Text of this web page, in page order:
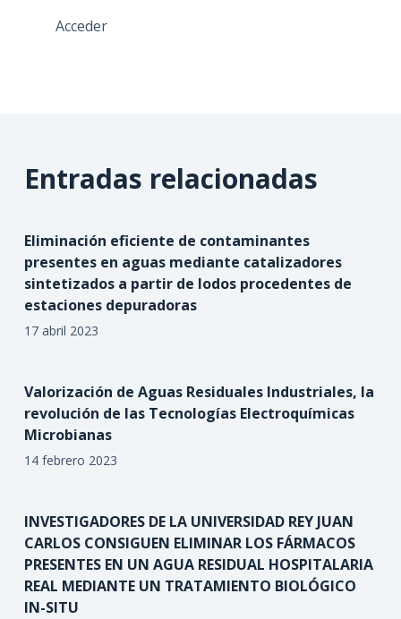
Acceder
Entradas relacionadas
Eliminación eficiente de contaminantes
presentes en aguas mediante catalizadores
sintetizados a partir de lodos procedentes de
estaciones depuradoras
17 abril 2023
Valorización de Aguas Residuales Industriales, la
revolución de las Tecnologías Electroquímicas
Microbianas
14 febrero 2023
INVESTIGADORES DE LA UNIVERSIDAD REY JUAN
CARLOS CONSIGUEN ELIMINAR LOS FÁRMACOS
PRESENTES EN UN AGUA RESIDUAL HOSPITALARIA
REAL MEDIANTE UN TRATAMIENTO BIOLÓGICO
IN-SITU